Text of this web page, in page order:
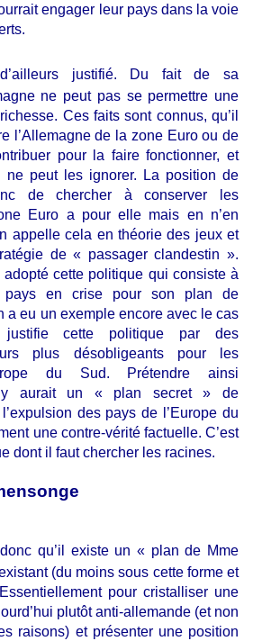
engager leur pays dans la voie
justifié. Du fait de sa
ne peut pas se permettre une
Ces faits sont connus, qu’il
l’Allemagne de la zone Euro ou de
pour la faire fonctionner, et
ne peut les ignorer. La position de
de chercher à conserver les
Euro a pour elle mais en n’en
appelle cela en théorie des jeux et
de « passager clandestin ».
adopté cette politique qui consiste à
pays en crise pour son plan de
a eu un exemple encore avec le cas
cette politique par des
plus désobligeants pour les
du Sud. Prétendre ainsi
y aurait un « plan secret » de
des pays de l’Europe du
une contre-vérité factuelle. C’est
dont il faut chercher les racines.
qu’il existe un « plan de Mme
(du moins sous cette forme et
pour cristalliser une
plutôt anti-allemande (et non
raisons) et présenter une position